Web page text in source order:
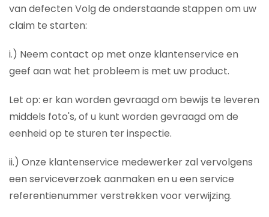
van defecten Volg de onderstaande stappen om uw
claim te starten:
i.) Neem contact op met onze klantenservice en
geef aan wat het probleem is met uw product.
Let op: er kan worden gevraagd om bewijs te leveren
middels foto's, of u kunt worden gevraagd om de
eenheid op te sturen ter inspectie.
ii.) Onze klantenservice medewerker zal vervolgens
een serviceverzoek aanmaken en u een service
referentienummer verstrekken voor verwijzing.